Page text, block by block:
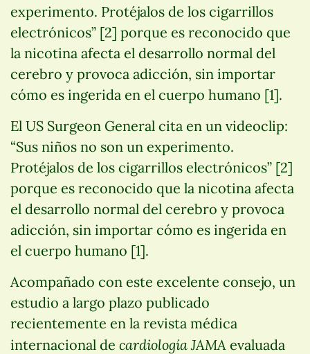
experimento. Protéjalos de los cigarrillos
electrónicos” [2] porque es reconocido que
la nicotina afecta el desarrollo normal del
cerebro y provoca adicción, sin importar
cómo es ingerida en el cuerpo humano [1].
El US Surgeon General cita en un videoclip:
“Sus niños no son un experimento.
Protéjalos de los cigarrillos electrónicos” [2]
porque es reconocido que la nicotina afecta
el desarrollo normal del cerebro y provoca
adicción, sin importar cómo es ingerida en
el cuerpo humano [1].
Acompañado con este excelente consejo, un
estudio a largo plazo publicado
recientemente en la revista médica
internacional de cardiología JAMA evaluada